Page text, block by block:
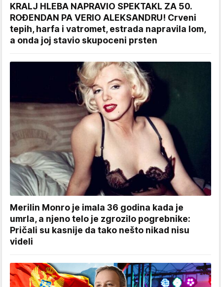
KRALJ HLEBA NAPRAVIO SPEKTAKL ZA 50.
ROĐENDAN PA VERIO ALEKSANDRU! Crveni
tepih, harfa i vatromet, estrada napravila lom,
a onda joj stavio skupoceni prsten
Merilin Monro je imala 36 godina kada je
umrla, a njeno telo je zgrozilo pogrebnike:
Pričali su kasnije da tako nešto nikad nisu
videli